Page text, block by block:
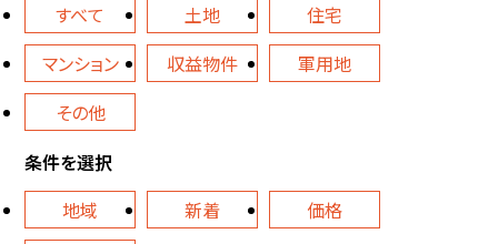
すべて
土地
住宅
マンション
収益物件
軍用地
その他
条件を選択
地域
新着
価格